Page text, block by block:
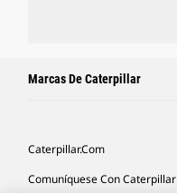
Marcas De Caterpillar
Caterpillar.com
Comuníquese Con Caterpillar